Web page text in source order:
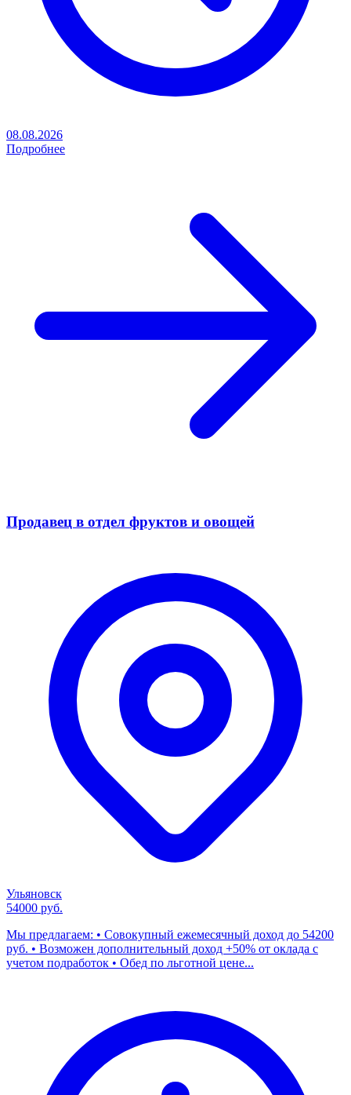
08.08.2026
Подробнее
Продавец в отдел фруктов и овощей
Ульяновск
54000 руб.
Мы предлагаем: • Совокупный ежемесячный доход до 54200
руб. • Возможен дополнительный доход +50% от оклада с
учетом подработок • Обед по льготной цене...